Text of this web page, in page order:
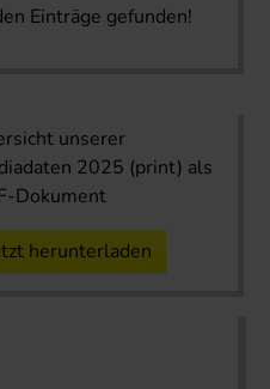
Einträge gefunden!
unserer
2025 (print) als
Dokument
herunterladen